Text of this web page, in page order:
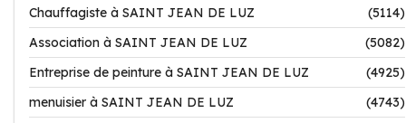
Chauffagiste à SAINT JEAN DE LUZ
(5114)
Association à SAINT JEAN DE LUZ
(5082)
Entreprise de peinture à SAINT JEAN DE LUZ
(4925)
menuisier à SAINT JEAN DE LUZ
(4743)